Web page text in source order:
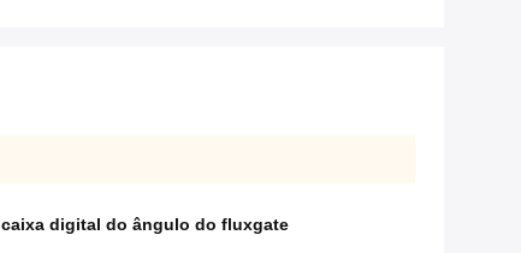
caixa digital do ângulo do fluxgate